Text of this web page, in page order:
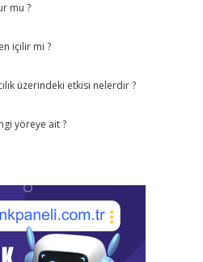
mu ?
içilir mi ?
üzerindeki etkisi nelerdir ?
yöreye ait ?